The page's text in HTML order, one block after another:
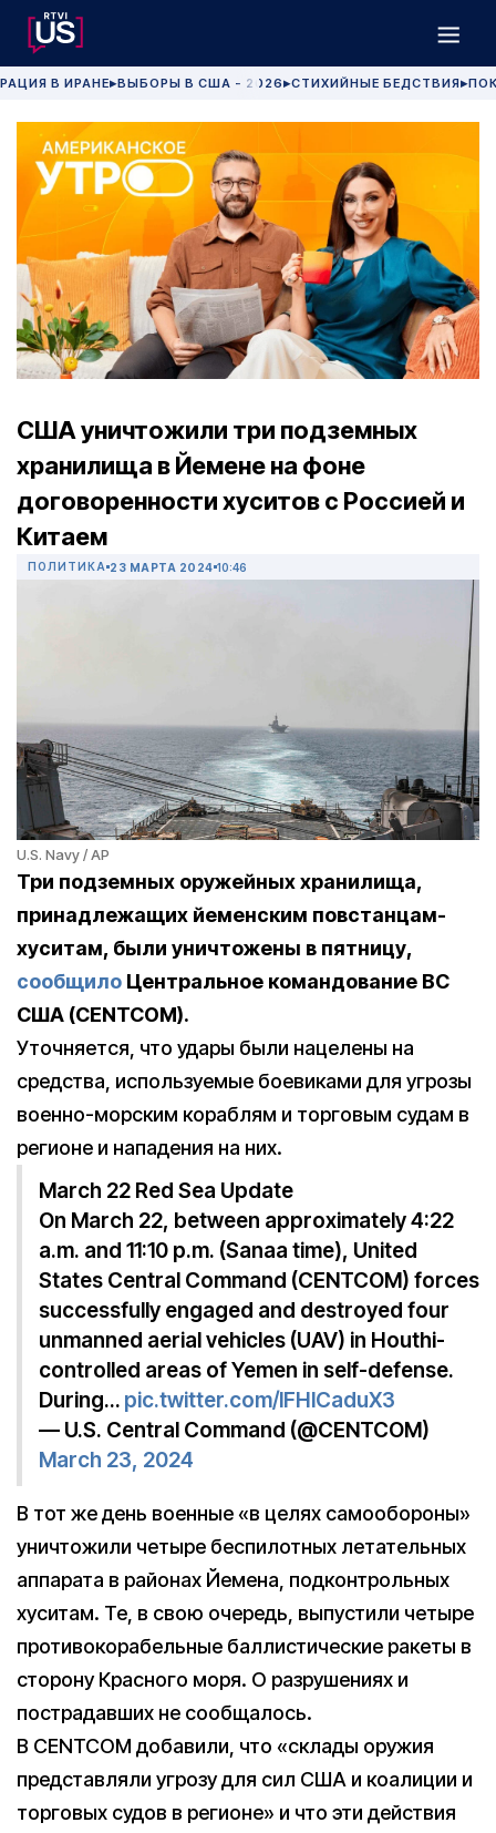
В ИРАНЕ▶ВЫБОРЫ В США - 2026 ▶СТИХИЙНЫЕ БЕДСТВИЯ▶
США уничтожили три подземных
хранилища в Йемене на фоне
договоренности хуситов с Россией и
Китаем
ПОЛИТИКА 23 МАРТА 2024 10:46
U.S. Navy / AP
Три подземных оружейных хранилища,
принадлежащих йеменским повстанцам-
хуситам, были уничтожены в пятницу,
сообщило Центральное командование ВС
США (CENTCOM).
Уточняется, что удары были нацелены на
средства, используемые боевиками для угрозы
военно-морским кораблям и торговым судам в
регионе и нападения на них.
March 22 Red Sea Update
On March 22, between approximately 4:22
a.m. and 11:10 p.m. (Sanaa time), United
States Central Command (CENTCOM) forces
successfully engaged and destroyed four
unmanned aerial vehicles (UAV) in Houthi-
controlled areas of Yemen in self-defense.
During… pic.twitter.com/lFHlCaduX3
— U.S. Central Command (@CENTCOM)
March 23, 2024
В тот же день военные «в целях самообороны»
уничтожили четыре беспилотных летательных
аппарата в районах Йемена, подконтрольных
хуситам. Те, в свою очередь, выпустили четыре
противокорабельные баллистические ракеты в
сторону Красного моря. О разрушениях и
пострадавших не сообщалось.
В CENTCOM добавили, что «склады оружия
представляли угрозу для сил США и коалиции и
торговых судов в регионе» и что эти действия